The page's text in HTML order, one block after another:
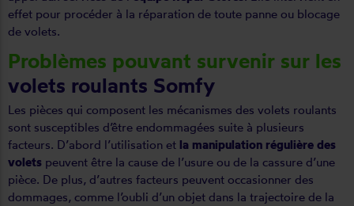
effet pour procéder à la réparation de toute panne ou blocage
de volets.
Problèmes pouvant survenir sur les
volets roulants Somfy
Les pièces qui composent les mécanismes des volets roulants
sont susceptibles d’être endommagées suite à plusieurs
facteurs. D’abord l’utilisation et la manipulation régulière des
volets peuvent être la cause de l’usure ou de la cassure d’une
pièce. De plus, d’autres facteurs peuvent occasionner des
dommages, comme l’oubli d’un objet dans la trajectoire de la